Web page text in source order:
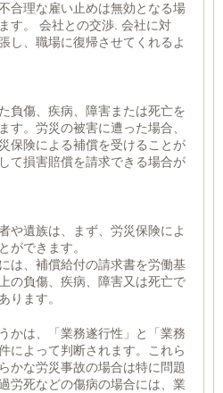
合理な雇い止めは無効となる場
す。 会社との交渉. 会社に対
し、職場に復帰させてくれるよ
負傷、疾病、障害または死亡を
す。労災の被害に遭った場合、
保険による補償を受けることが
て損害賠償を請求できる場合が
や遺族は、まず、労災保険によ
ができます。
は、補償給付の請求書を労働基
の負傷、疾病、障害又は死亡で
ります。
かは、「業務遂行性」と「業務
によって判断されます。これら
かな労災事故の場合は特に問題
労死などの傷病の場合には、業